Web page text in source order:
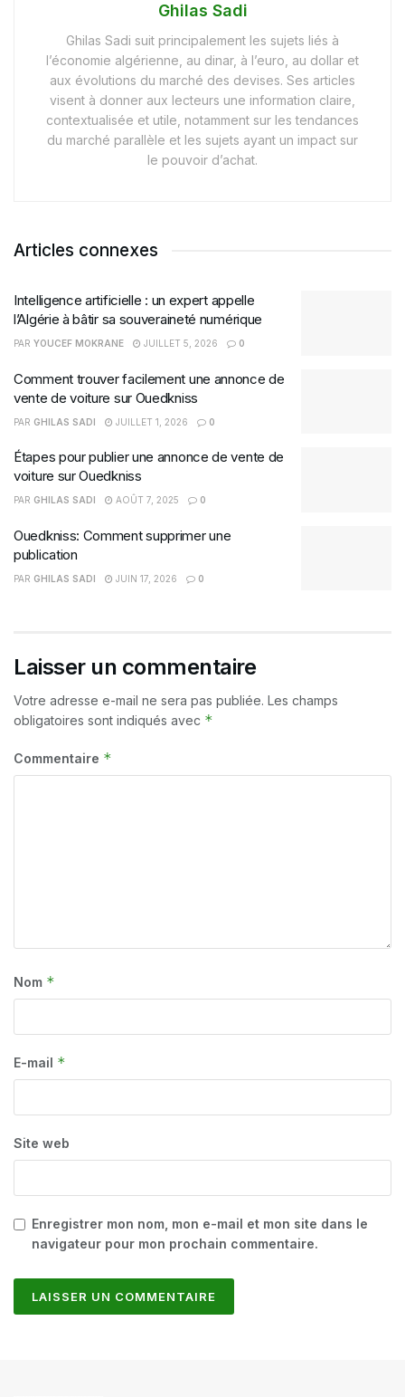
Ghilas Sadi
Ghilas Sadi suit principalement les sujets liés à
l’économie algérienne, au dinar, à l’euro, au dollar et
aux évolutions du marché des devises. Ses articles
visent à donner aux lecteurs une information claire,
contextualisée et utile, notamment sur les tendances
du marché parallèle et les sujets ayant un impact sur
le pouvoir d’achat.
Articles connexes
Intelligence artificielle : un expert appelle
l’Algérie à bâtir sa souveraineté numérique
PAR YOUCEF MOKRANE JUILLET 5, 2026 0
Comment trouver facilement une annonce de
vente de voiture sur Ouedkniss
PAR GHILAS SADI JUILLET 1, 2026 0
Étapes pour publier une annonce de vente de
voiture sur Ouedkniss
PAR GHILAS SADI AOÛT 7, 2025 0
Ouedkniss: Comment supprimer une
publication
PAR GHILAS SADI JUIN 17, 2026 0
Laisser un commentaire
Votre adresse e-mail ne sera pas publiée. Les champs
obligatoires sont indiqués avec *
Commentaire *
Nom *
E-mail *
Site web
Enregistrer mon nom, mon e-mail et mon site dans le
navigateur pour mon prochain commentaire.